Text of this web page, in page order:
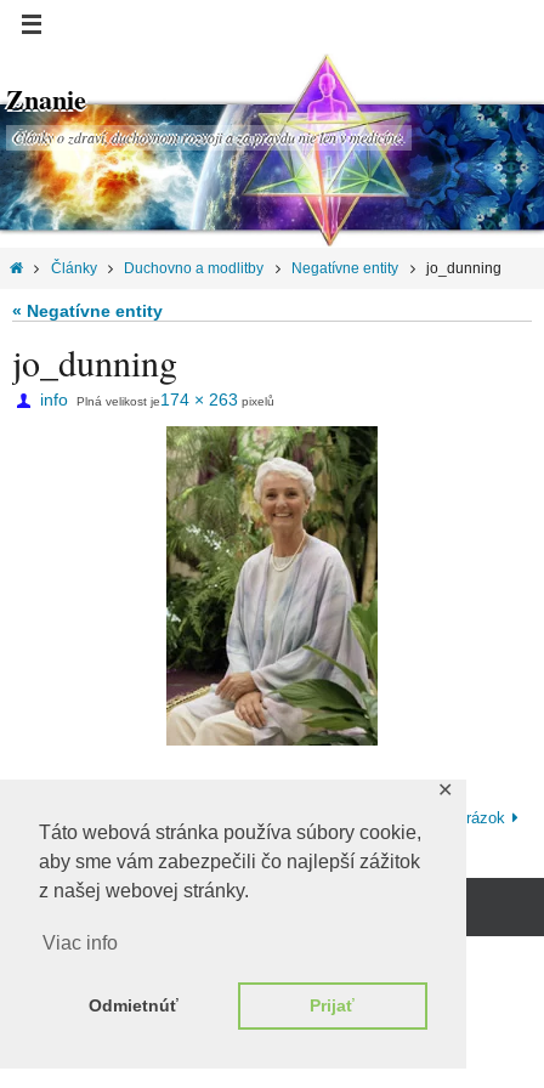
Táto webová stránka používa súbory cookie,
aby sme vám zabezpečili čo najlepší zážitok
z našej webovej stránky.
Viac info
Odmietnúť Prijať
✕
Znanie
Články o zdraví, duchovnom rozvoji a za pravdu nie len v medicíne.
Články Duchovno a modlitby Negatívne entity jo_dunning
« Negatívne entity
jo_dunning
info Plná velikost je174 × 263 pixelů
Ďalší obrázok